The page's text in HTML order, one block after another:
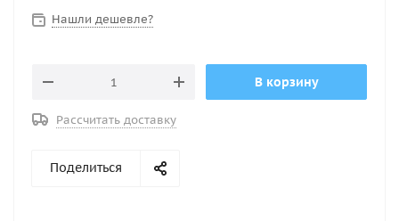
Нашли дешевле?
В корзину
Рассчитать доставку
Поделиться